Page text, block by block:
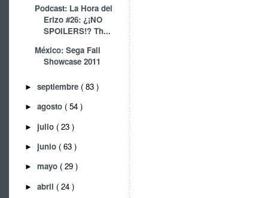
Podcast: La Hora del
Erizo #26: ¿¡NO
SPOILERS!? Th...
México: Sega Fall
Showcase 2011
► septiembre ( 83 )
► agosto ( 54 )
► julio ( 23 )
► junio ( 63 )
► mayo ( 29 )
► abril ( 24 )